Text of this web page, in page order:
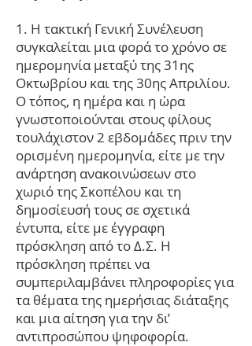
1. Η τακτική Γενική Συνέλευση
συγκαλείται μια φορά το χρόνο σε
ημερομηνία μεταξύ της 31ης
Οκτωβρίου και της 30ης Απριλίου.
Ο τόπος, η ημέρα και η ώρα
γνωστοποιούνται στους φίλους
τουλάχιστον 2 εβδομάδες πριν την
ορισμένη ημερομηνία, είτε με την
ανάρτηση ανακοινώσεων στο
χωριό της Σκοπέλου και τη
δημοσίευσή τους σε σχετικά
έντυπα, είτε με έγγραφη
πρόσκληση από το Δ.Σ. Η
πρόσκληση πρέπει να
συμπεριλαμβάνει πληροφορίες για
τα θέματα της ημερήσιας διάταξης
και μια αίτηση για την δι’
αντιπροσώπου ψηφοφορία.